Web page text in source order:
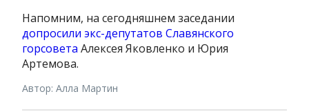
Напомним, на сегодняшнем заседании
допросили экс-депутатов Славянского
горсовета Алексея Яковленко и Юрия
Артемова.
Автор: Алла Мартин